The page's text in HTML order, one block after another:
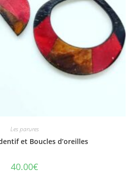
Les parures
et Boucles d’oreilles
40.00€